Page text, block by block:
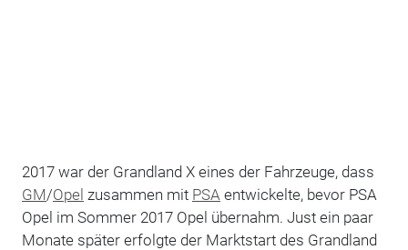
2017 war der Grandland X eines der Fahrzeuge, dass
GM/Opel zusammen mit PSA entwickelte, bevor PSA
Opel im Sommer 2017 Opel übernahm. Just ein paar
Monate später erfolgte der Marktstart des Grandland